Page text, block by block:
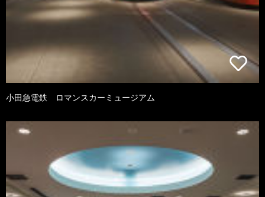
小田急電鉄 ロマンスカーミュージアム